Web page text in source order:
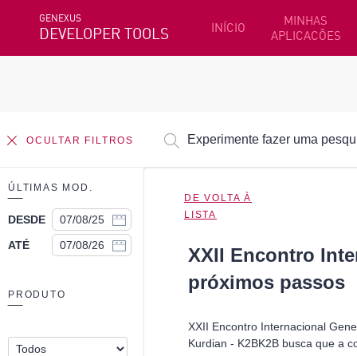
GENEXUS
DEVELOPER TOOLS INÍCIO
MINHAS
APLICACÕES